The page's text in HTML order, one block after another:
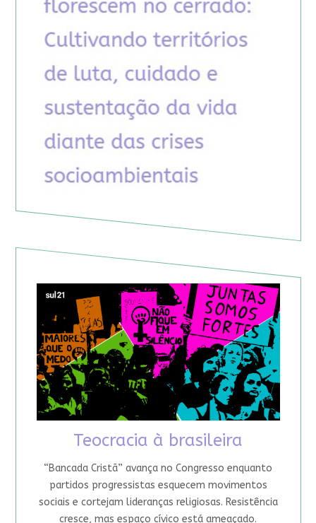
Teocracia à brasileira
“Bancada Cristã” avança no Congresso enquanto
partidos progressistas esquecem movimentos
sociais e cortejam lideranças religiosas. Resistência
cresce, mas espaço cívico está ameaçado.